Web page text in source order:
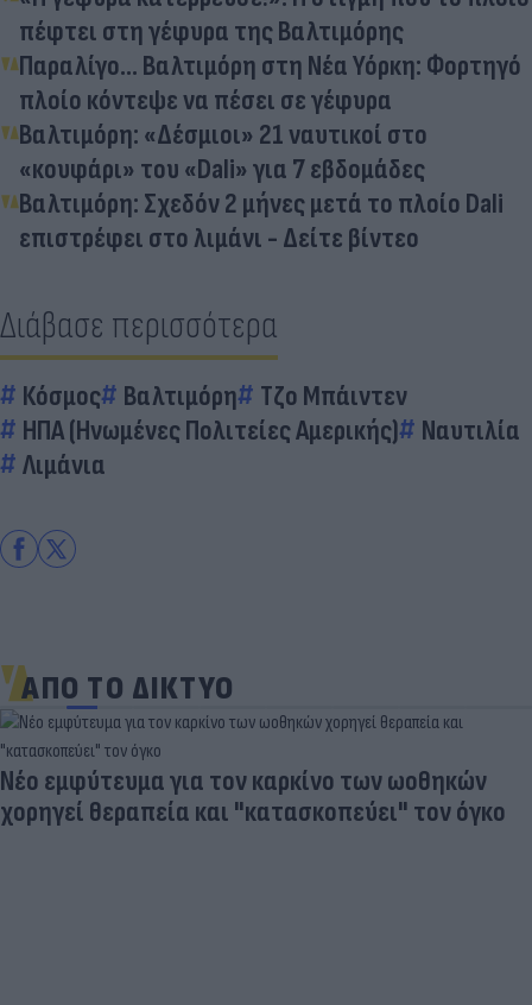
πέφτει στη γέφυρα της Βαλτιμόρης
Παραλίγο... Βαλτιμόρη στη Νέα Υόρκη: Φορτηγό
πλοίο κόντεψε να πέσει σε γέφυρα
Βαλτιμόρη: «Δέσμιοι» 21 ναυτικοί στο
«κουφάρι» του «Dali» για 7 εβδομάδες
Βαλτιμόρη: Σχεδόν 2 μήνες μετά το πλοίο Dali
επιστρέφει στο λιμάνι - Δείτε βίντεο
Διάβασε περισσότερα
Κόσμος Βαλτιμόρη
Τζο Μπάιντεν
ΗΠΑ (Ηνωμένες Πολιτείες Αμερικής)
Ναυτιλία
Λιμάνια
ΑΠΟ ΤΟ ΔΙΚΤΥΟ
Νέο εμφύτευμα για τον καρκίνο των ωοθηκών
χορηγεί θεραπεία και "κατασκοπεύει" τον όγκο